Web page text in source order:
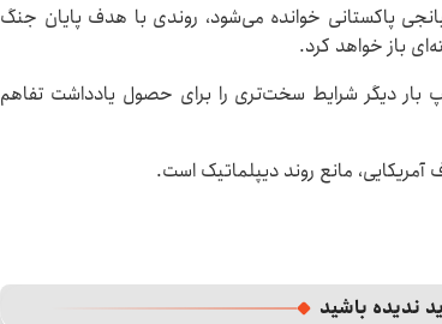
پاکستانی خوانده می‌شود، روندی با هدف پایان جنگ
باز خواهد کرد.
بار دیگر شرایط سخت‌تری را برای حصول یادداشت تفاهم
آمریکایی، مانع روند دیپلماتیک است.
ندیده باشید